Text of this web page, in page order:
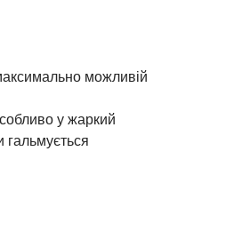
можливій
у жаркий
гальмується